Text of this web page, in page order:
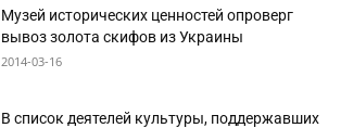
Музей исторических ценностей опроверг
вывоз золота скифов из Украины
2014-03-16
В список деятелей культуры, поддержавших